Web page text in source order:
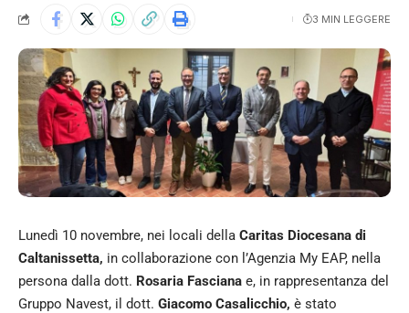
3 MIN LEGGERE
Lunedì 10 novembre, nei locali della Caritas Diocesana di
Caltanissetta, in collaborazione con l’Agenzia My EAP, nella
persona dalla dott. Rosaria Fasciana e, in rappresentanza del
Gruppo Navest, il dott. Giacomo Casalicchio, è stato